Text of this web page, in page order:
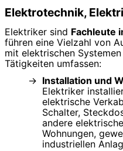
Elektrotechnik,
Elektriker sind Fachleute
führen eine Vielzahl von
mit elektrischen
Tätigkeiten umfassen:
Installation und
Elektriker
elektrische
Schalter,
andere
Wohnungen,
industriellen